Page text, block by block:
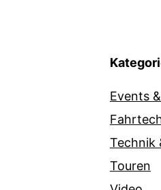
Events
Technik
Touren